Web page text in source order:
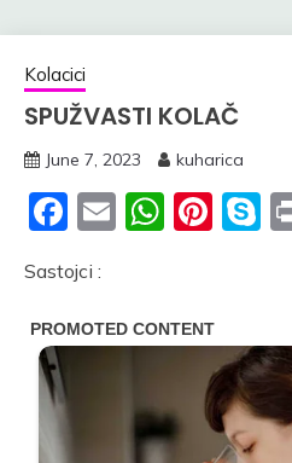
Kolacici
SPUŽVASTI KOLAČ
June 7, 2023 kuharica
Facebook
Email
Sastojci :